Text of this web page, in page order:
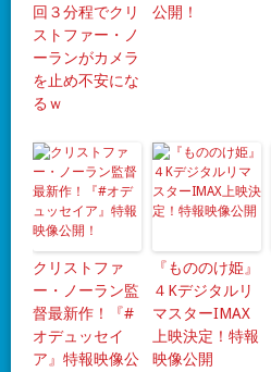
回３分程でクリ
ストファー・ノ
ーランがカメラ
を止め不安にな
るｗ
公開！
クリストファ
ー・ノーラン監
督最新作！『#
オデュッセイ
ア』特報映像公
『もののけ姫』
４Kデジタルリ
マスターIMAX
上映決定！特報
映像公開